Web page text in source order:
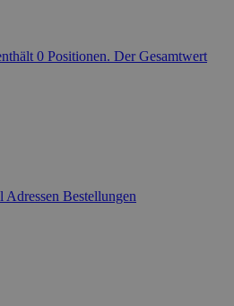
0 Positionen. Der Gesamtwert
Adressen Bestellungen